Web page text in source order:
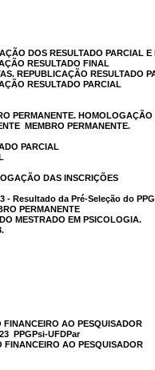
DOS RESULTADO PARCIAL
RESULTADO FINAL
REPUBLICAÇÃO RESULTADO
RESULTADO PARCIAL
PERMANENTE.
 MEMBRO PERMANENTE.
PARCIAL
DAS INSCRIÇÕES
- Resultado da Pré-Seleção do
PERMANENTE
MESTRADO EM PSICOLOGIA.
FINANCEIRO AO PESQUISADOR
 PPGPsi-UFDPar
FINANCEIRO AO PESQUISADOR